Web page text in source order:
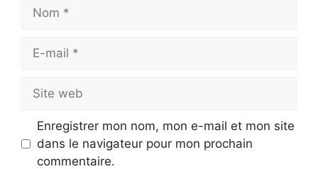
mail
web
Enregistrer mon nom, mon e-mail et mon site
dans le navigateur pour mon prochain
commentaire.